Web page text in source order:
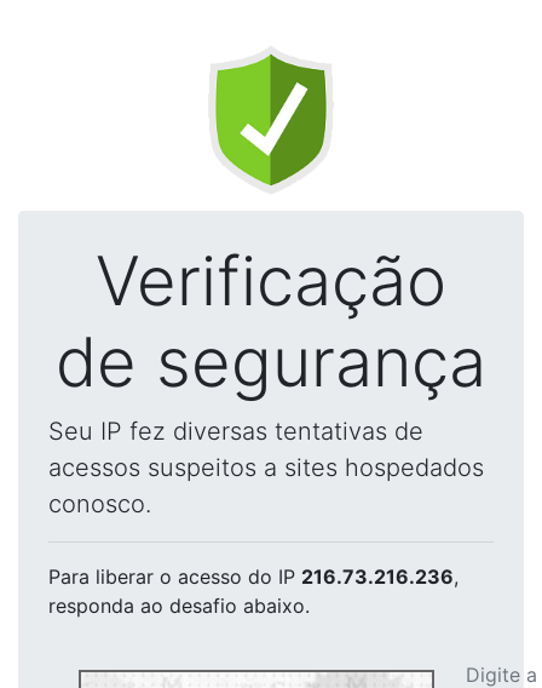
Verificação
de segurança
Seu IP fez diversas tentativas de
acessos suspeitos a sites hospedados
conosco.
Para liberar o acesso do IP 216.73.216.236,
responda ao desafio abaixo.
Digite